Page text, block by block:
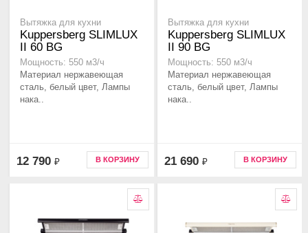
Вытяжка для кухни
Kuppersberg SLIMLUX
II 60 BG
Мощность: 550 м3/ч
Материал нержавеющая
сталь, белый цвет, Лампы
нака..
12 790 ₽ В КОРЗИНУ
Вытяжка для кухни
Kuppersberg SLIMLUX
II 90 BG
Мощность: 550 м3/ч
Материал нержавеющая
сталь, белый цвет, Лампы
нака..
21 690 ₽ В КОРЗИНУ